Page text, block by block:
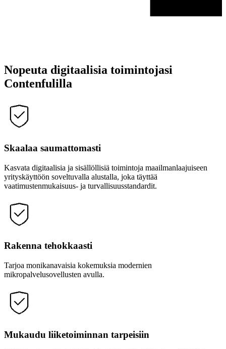
Nopeuta digitaalisia toimintojasi
Contenfulilla
Skaalaa saumattomasti
Kasvata digitaalisia ja sisällöllisiä toimintoja maailmanlaajuiseen
yrityskäyttöön soveltuvalla alustalla, joka täyttää
vaatimustenmukaisuus- ja turvallisuusstandardit.
Rakenna tehokkaasti
Tarjoa monikanavaisia kokemuksia modernien
mikropalvelusovellusten avulla.
Mukaudu liiketoiminnan tarpeisiin